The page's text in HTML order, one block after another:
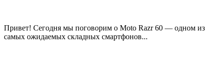
Привет! Сегодня мы поговорим о Moto Razr 60 — одном из
самых ожидаемых складных смартфонов...